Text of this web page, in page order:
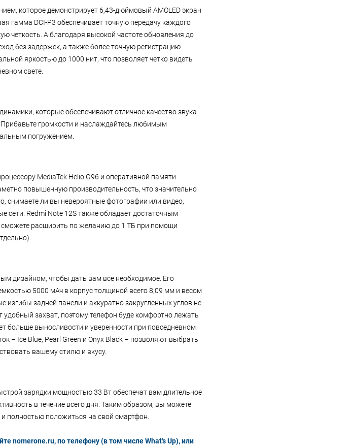
которое демонстрирует 6,43-дюймовый AMOLED экран
гамма DCI-P3 обеспечивает точную передачу каждого
четкость. А благодаря высокой частоте обновления до
без задержек, а также более точную регистрацию
яркостью до 1000 нит, что позволяет четко видеть
свете.
которые обеспечивают отличное качество звука
громкости и наслаждайтесь любимым
погружением.
MediaTek Helio G96 и оперативной памяти
повышенную производительность, что значительно
снимаете ли вы невероятные фотографии или видео,
сети. Redmi Note 12S также обладает достаточным
расширить по желанию до 1 ТБ при помощи
дизайном, чтобы дать вам все необходимое. Его
5000 мАч в корпус толщиной всего 8,09 мм и весом
задней панели и аккуратно закругленных углов не
захват, поэтому телефон буде комфортно лежать
больше выносливости и уверенности при повседневном
– Ice Blue, Pearl Green и Onyx Black – позволяют выбрать
вашему стилю и вкусу.
зарядки мощностью 33 Вт обеспечат вам длительное
в течение всего дня. Таким образом, вы можете
полностью положиться на свой смартфон.
nomerone.ru, по телефону (в том числе What's Up), или